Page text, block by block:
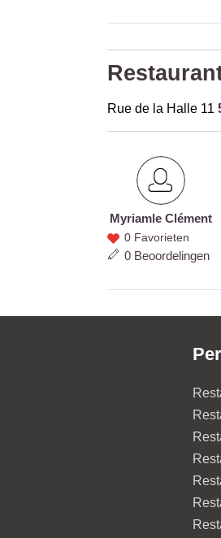
Rue de la Halle 11
Myriam
le
Clément
Myriamle Clément
0 Favorieten
0 Beoordelingen